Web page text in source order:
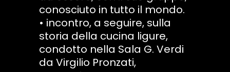
conosciuto in tutto il mondo.
• incontro, a seguire, sulla
storia della cucina ligure,
condotto nella Sala G. Verdi
da Virgilio Pronzati,